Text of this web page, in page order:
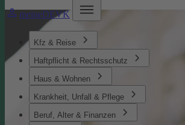
meineDEVK
Kfz & Reise
Haftpflicht & Rechtsschutz
Haus & Wohnen
Krankheit, Unfall & Pflege
Beruf, Alter & Finanzen